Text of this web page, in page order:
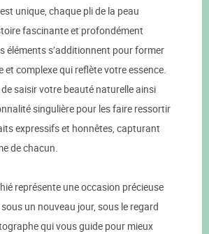
unique, chaque pli de la peau
fascinante et profondément
éléments s’additionnent pour former
et complexe qui reflète votre essence.
saisir votre beauté naturelle ainsi
singulière pour les faire ressortir
expressifs et honnêtes, capturant
de chacun.
représente une occasion précieuse
un nouveau jour, sous le regard
qui vous guide pour mieux